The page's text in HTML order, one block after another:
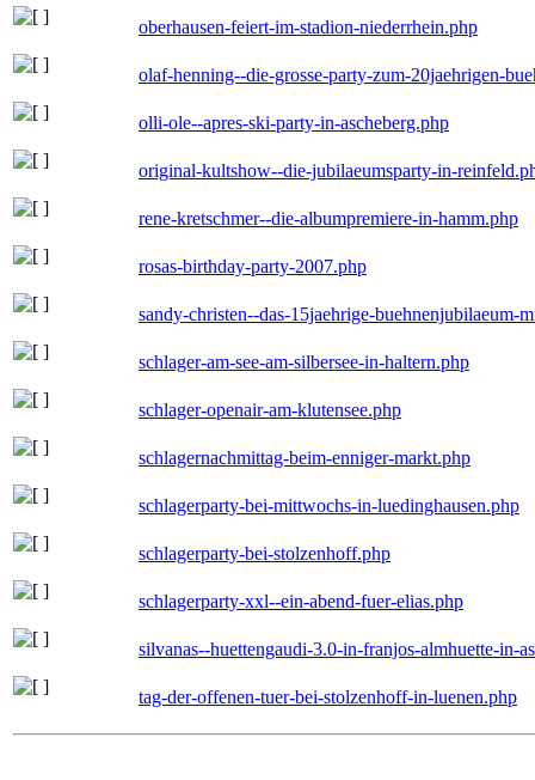
oberhausen-feiert-im-stadion-niederrhein.php
olaf-henning--die-grosse-party-zum-20jaehrigen-
olli-ole--apres-ski-party-in-ascheberg.php
original-kultshow--die-jubilaeumsparty-in-
rene-kretschmer--die-albumpremiere-in-hamm.php
rosas-birthday-party-2007.php
sandy-christen--das-15jaehrige-buehnenjubilaeum-
schlager-am-see-am-silbersee-in-haltern.php
schlager-openair-am-klutensee.php
schlagernachmittag-beim-enniger-markt.php
schlagerparty-bei-mittwochs-in-luedinghausen.php
schlagerparty-bei-stolzenhoff.php
schlagerparty-xxl--ein-abend-fuer-elias.php
silvanas--huettengaudi-3.0-in-franjos-almhuette-in-
tag-der-offenen-tuer-bei-stolzenhoff-in-luenen.php